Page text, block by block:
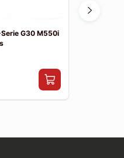
G30 M550i